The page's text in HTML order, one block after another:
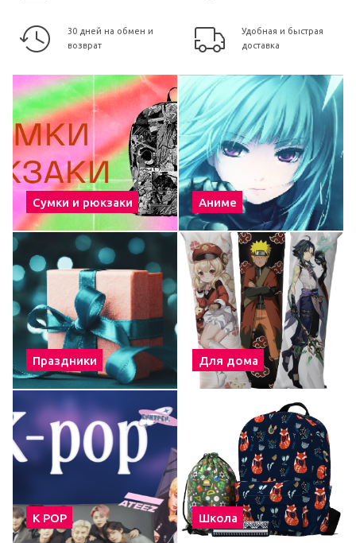
30 дней на обмен и
возврат
Удобная и быстрая
доставка
Сумки и рюкзаки Аниме
Праздники Для дома
К POP Школа